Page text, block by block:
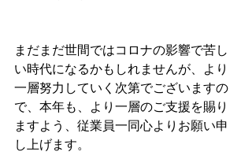
まだまだ世間ではコロナの影響で苦し
い時代になるかもしれませんが、より
一層努力していく次第でございますの
で、本年も、より一層のご支援を賜り
ますよう、従業員一同心よりお願い申
し上げます。